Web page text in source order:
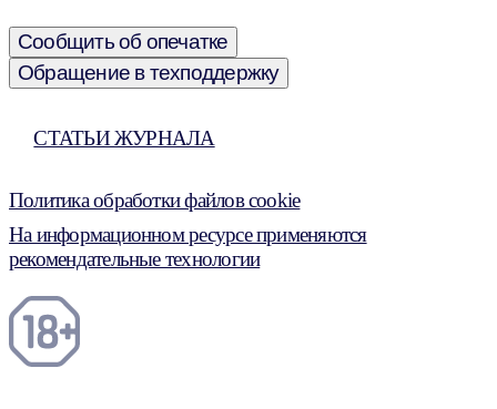
Сообщить об опечатке
Обращение в техподдержку
СТАТЬИ ЖУРНАЛА
Политика обработки файлов cookie
На информационном ресурсе применяются
рекомендательные технологии